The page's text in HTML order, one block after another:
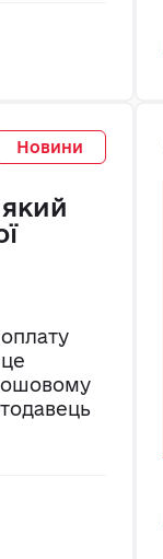
Новини